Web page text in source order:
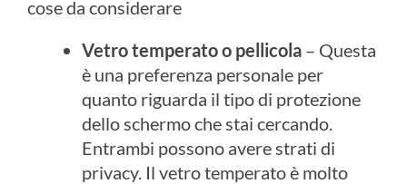
cose da considerare
Vetro temperato o pellicola – Questa
è una preferenza personale per
quanto riguarda il tipo di protezione
dello schermo che stai cercando.
Entrambi possono avere strati di
privacy. Il vetro temperato è molto